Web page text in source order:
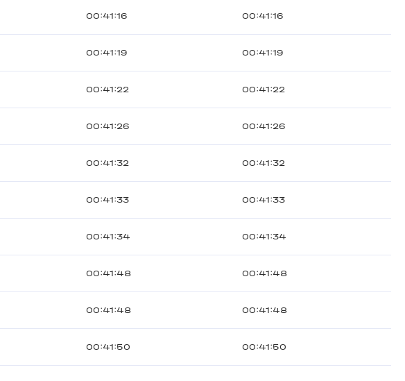
00:41:16 00:41:16
00:41:19 00:41:19
00:41:22 00:41:22
00:41:26 00:41:26
00:41:32 00:41:32
00:41:33 00:41:33
00:41:34 00:41:34
00:41:48 00:41:48
00:41:48 00:41:48
00:41:50 00:41:50